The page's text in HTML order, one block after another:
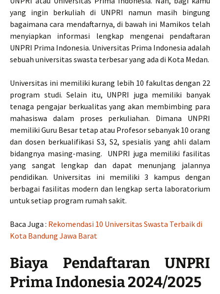
yang ingin berkuliah di UNPRI namun masih bingung
bagaimana cara mendaftarnya, di bawah ini Mamikos telah
menyiapkan informasi lengkap mengenai pendaftaran
UNPRI Prima Indonesia. Universitas Prima Indonesia adalah
sebuah universitas swasta terbesar yang ada di Kota Medan.
Universitas ini memiliki kurang lebih 10 fakultas dengan 22
program studi. Selain itu, UNPRI juga memiliki banyak
tenaga pengajar berkualitas yang akan membimbing para
mahasiswa dalam proses perkuliahan. Dimana UNPRI
memiliki Guru Besar tetap atau Profesor sebanyak 10 orang
dan dosen berkualifikasi S3, S2, spesialis yang ahli dalam
bidangnya masing-masing. UNPRI juga memiliki fasilitas
yang sangat lengkap dan dapat menunjang jalannya
pendidikan. Universitas ini memiliki 3 kampus dengan
berbagai fasilitas modern dan lengkap serta laboratorium
untuk setiap program rumah sakit.
Baca Juga : Rekomendasi 10 Universitas Swasta Terbaik di
Kota Bandung Jawa Barat
Biaya Pendaftaran UNPRI
Prima Indonesia 2024/2025